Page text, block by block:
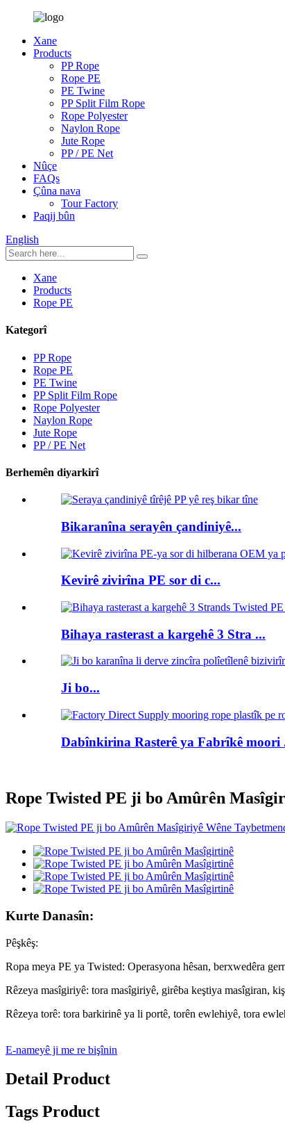
Xane
Products
PP Rope
Rope PE
PE Twine
PP Split Film Rope
Rope Polyester
Naylon Rope
Jute Rope
PP / PE Net
Nûçe
FAQs
Çûna nava
Tour Factory
Paqij bûn
English
Xane
Products
Rope PE
Kategorî
PP Rope
Rope PE
PE Twine
PP Split Film Rope
Rope Polyester
Naylon Rope
Jute Rope
PP / PE Net
Berhemên diyarkirî
Bikaranîna serayên çandiniyê...
Kevirê zivirîna PE sor di c...
Bihaya rasterast a kargehê 3 Stra ...
Ji bo...
Dabînkirina Rasterê ya Fabrîkê moori
Rope Twisted PE ji bo Amûrên
Kurte Danasîn:
Pêşkêş:
Ropa meya PE ya Twisted: Operasyona hêsan, berxwedêra
Rêzeya masîgiriyê: tora masîgiriyê, girêba keştiya masîgiran,
Rêzeya torê: tora barkirinê ya li portê, torên ewlehiyê, tora
E-nameyê ji me re bişînin
Detail Product
Tags Product